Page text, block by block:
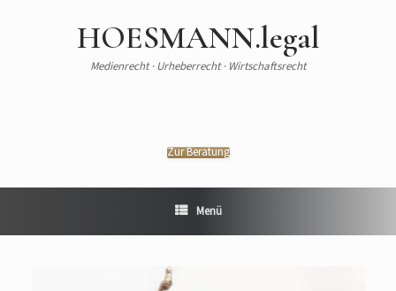
HOESMANN.legal
Medienrecht · Urheberrecht · Wirtschaftsrecht
Zur Beratung
Menü